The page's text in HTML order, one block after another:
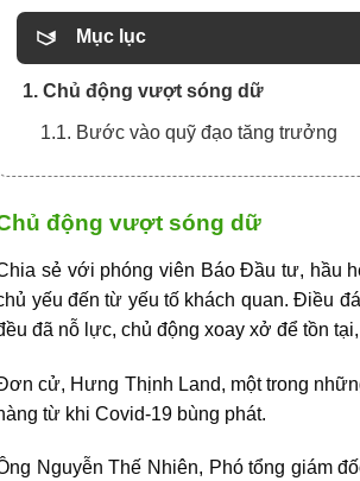
Mục lục
1. Chủ động vượt sóng dữ
1.1. Bước vào quỹ đạo tăng trưởng
động vượt sóng dữ
sẻ với phóng viên Báo Đầu tư, hầu
yếu đến từ yếu tố khách quan. Điều
đã nỗ lực, chủ động xoay xở để tồn
cử, Hưng Thịnh Land, một trong
từ khi Covid-19 bùng phát.
Nguyễn Thế Nhiên, Phó tổng giám